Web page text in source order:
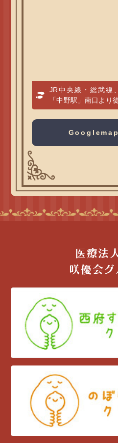
JR中央線・総武線
「中野駅」南口より
Googlemap
医療法
咲優会グ